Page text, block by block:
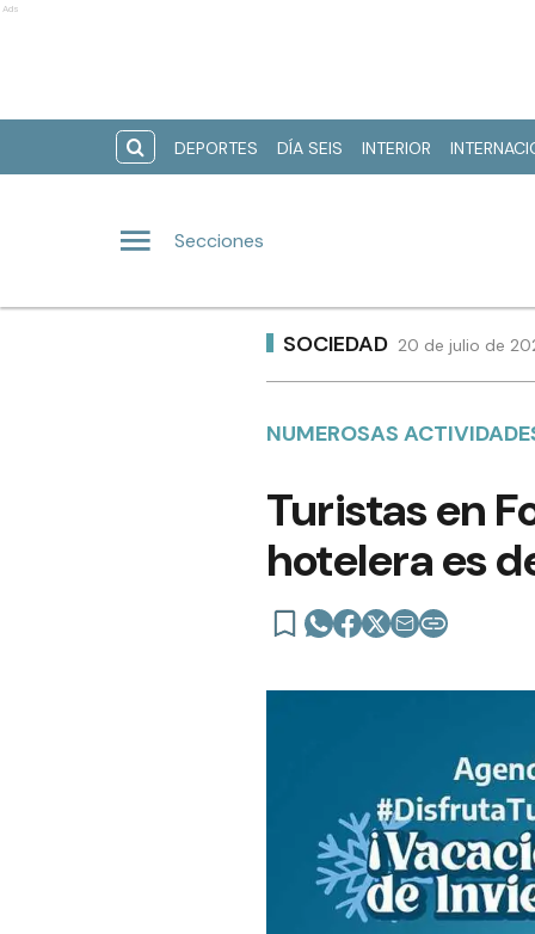
Ads
DEPORTES DÍA SEIS INTERIOR
Secciones
SOCIEDAD 20 de julio de
NUMEROSAS
Turistas en
hotelera es